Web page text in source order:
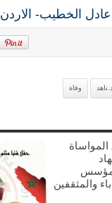
عادل الخطيب- الاردن
وفاة
والمثقفين